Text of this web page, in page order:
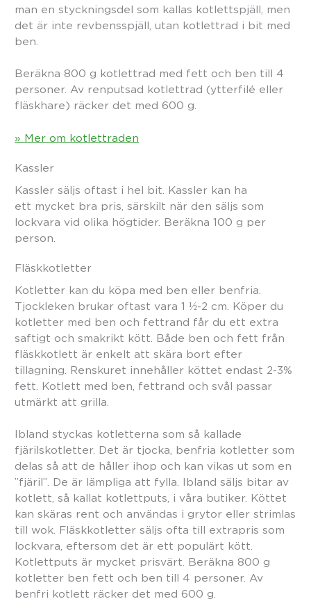
man en styckningsdel som kallas kotlettspjäll, men
det är inte revbensspjäll, utan kotlettrad i bit med
ben.
Beräkna 800 g kotlettrad med fett och ben till 4
personer. Av renputsad kotlettrad (ytterfilé eller
fläskhare) räcker det med 600 g.
» Mer om kotlettraden
Kassler
Kassler säljs oftast i hel bit. Kassler kan ha
ett mycket bra pris, särskilt när den säljs som
lockvara vid olika högtider. Beräkna 100 g per
person.
Fläskkotletter
Kotletter kan du köpa med ben eller benfria.
Tjockleken brukar oftast vara 1 ½-2 cm. Köper du
kotletter med ben och fettrand får du ett extra
saftigt och smakrikt kött. Både ben och fett från
fläskkotlett är enkelt att skära bort efter
tillagning. Renskuret innehåller köttet endast 2-3%
fett. Kotlett med ben, fettrand och svål passar
utmärkt att grilla.
Ibland styckas kotletterna som så kallade
fjärilskotletter. Det är tjocka, benfria kotletter som
delas så att de håller ihop och kan vikas ut som en
”fjäril”. De är lämpliga att fylla. Ibland säljs bitar av
kotlett, så kallat kotlettputs, i våra butiker. Köttet
kan skäras rent och användas i grytor eller strimlas
till wok. Fläskkotletter säljs ofta till extrapris som
lockvara, eftersom det är ett populärt kött.
Kotlettputs är mycket prisvärt. Beräkna 800 g
kotletter ben fett och ben till 4 personer. Av
benfri kotlett räcker det med 600 g.